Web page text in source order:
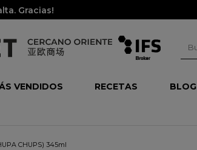
Gracias!
VENDIDOS RECETAS BLOG
CHUPS) 345ml